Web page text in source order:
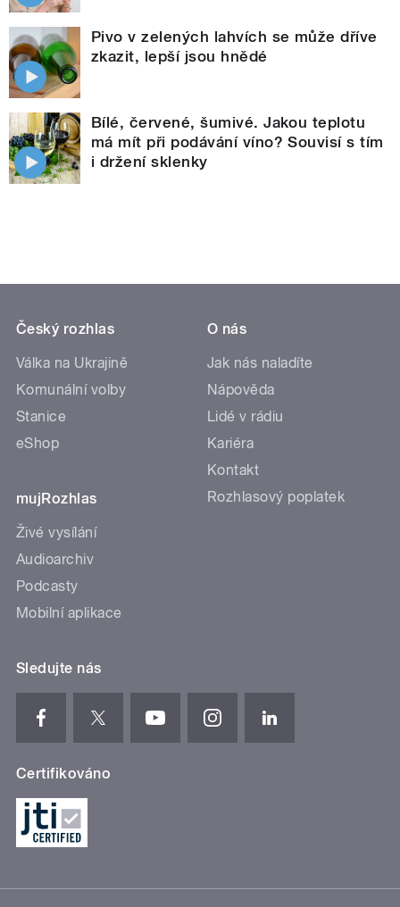
Pivo v zelených lahvích se může dříve
zkazit, lepší jsou hnědé
Bílé, červené, šumivé. Jakou teplotu
má mít při podávání víno? Souvisí s tím
i držení sklenky
Český rozhlas
Válka na Ukrajině
Komunální volby
Stanice
eShop
mujRozhlas
Živé vysílání
Audioarchiv
Podcasty
Mobilní aplikace
O nás
Jak nás naladíte
Nápověda
Lidé v rádiu
Kariéra
Kontakt
Rozhlasový poplatek
Sledujte nás
Certifikováno